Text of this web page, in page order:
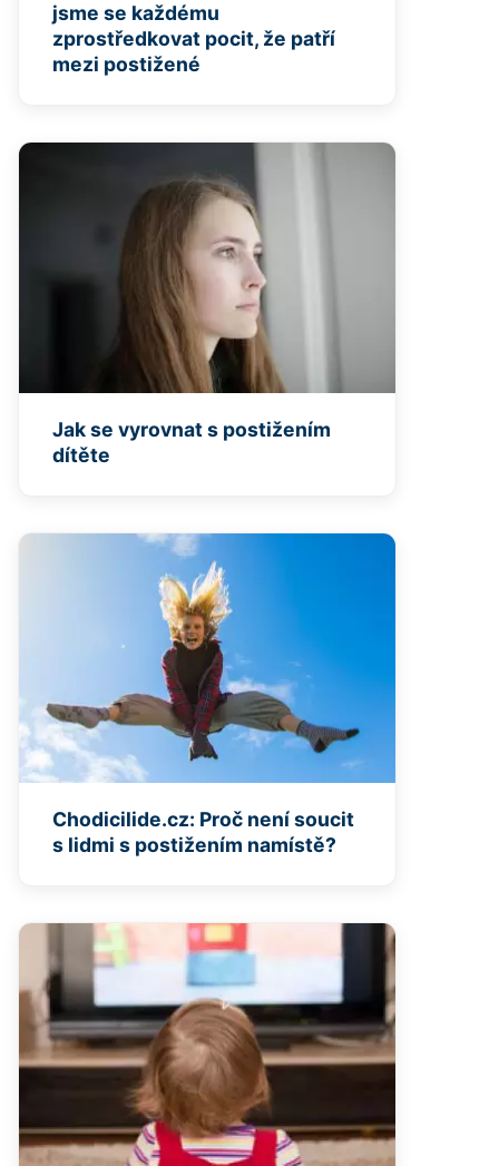
jsme se každému
zprostředkovat pocit, že patří
mezi postižené
Jak se vyrovnat s postižením
dítěte
Chodicilide.cz: Proč není soucit
s lidmi s postižením namístě?